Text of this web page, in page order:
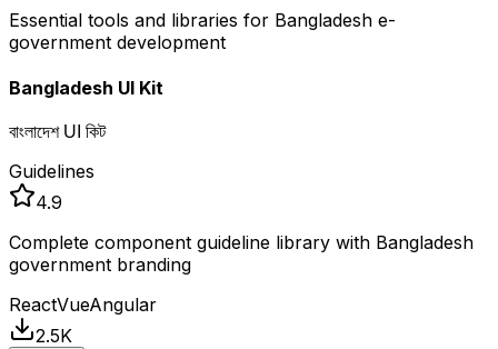
Essential tools and libraries for Bangladesh e-
government development
Bangladesh UI Kit
বাংলাদেশ UI কিট
Guidelines
4.9
Complete component guideline library with Bangladesh
government branding
ReactVueAngular
2.5K